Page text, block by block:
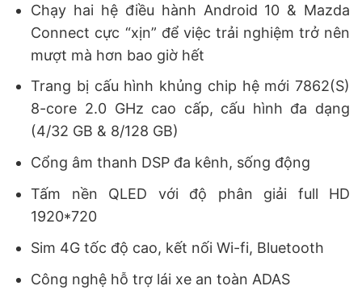
Chạy hai hệ điều hành Android 10 & Mazda
Connect cực “xịn” để việc trải nghiệm trở nên
mượt mà hơn bao giờ hết
Trang bị cấu hình khủng chip hệ mới 7862(S)
8-core 2.0 GHz cao cấp, cấu hình đa dạng
(4/32 GB & 8/128 GB)
Cổng âm thanh DSP đa kênh, sống động
Tấm nền QLED với độ phân giải full HD
1920*720
Sim 4G tốc độ cao, kết nối Wi-fi, Bluetooth
Công nghệ hỗ trợ lái xe an toàn ADAS